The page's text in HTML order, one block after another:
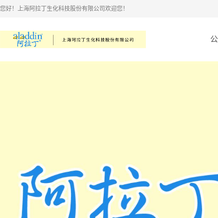
您好！上海阿拉丁生化科技股份有限公司欢迎您！